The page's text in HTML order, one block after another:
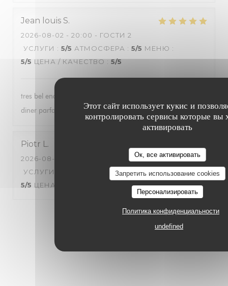
Этот сайт использует кукис и
контролировать сервисы которые вы
активировать
Ок, все активировать
Запретить использование cookies
Персонализировать
Политика конфиденциальности
undefined
Jean louis S
2026-08-02 - 20:00 - ГОСТИ 2
УСЛУГИ : 5/5 АТМОСФЕРА : 5/5 МЕНЮ :
5/5 ЦЕНА / КАЧЕСТВО: 5/5
tres bel endroit , personnel tres acceuillant et agreable , le
diner parfait . nous avons passé une tres bonne soirée .
Piotr L
2026-08-03
- 20:30 - ГОСТИ 2
УСЛУГИ
АТМОСФЕРА: 5/5 МЕНЮ :
5/5 ЦЕНА / КАЧЕСТВО
3